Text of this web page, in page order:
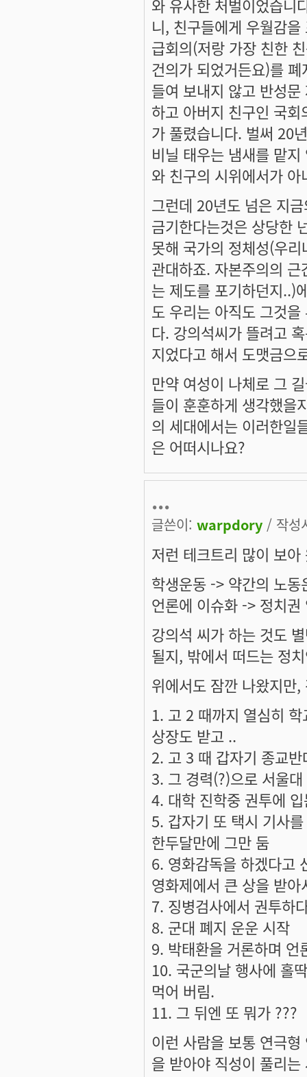
와 유사한 처벌이었습니
니, 친구들에게 우월감
급회의(저랑 가장 친한
건의가 되었거든요)를
들여 보내지 않고 반성
하고 아버지 친구인 국
가 풀렸습니다. 벌써 20
비닐 태우는 냄새를 맡
와 친구의 시위에서가
그런데 20년도 넘은 지
금기한다는것은 상당한
못해 국가의 정체성(우
관대하죠. 자본주의의
는 제도를 포기하던지..)
도 우리는 아직도 그것
다. 강의석씨가 뜰려고
지었다고 해서 도맷금으
만약 여성이 나체로 그
들이 훈훈하게 생각했을
의 세대에서는 이러한일
은 어떠시나요?
...
글쓴이: warpdory / 작성
저런 테크트리 많이 보아
학생운동 -> 약간의 노
언론에 이슈화 -> 정치권
강의석 씨가 하는 것도
될지, 밖에서 떠드는 정
위에서도 잠깐 나왔지만
1. 고 2 때까지 열심히
상장도 받고 ..
2. 고 3 때 갑자기 종교
3. 그 경력(?)으로 서울
4. 대학 진학중 권투에
5. 갑자기 또 택시 기사
한두달만에 그만 둠
6. 영화감독을 하겠다고
영화제에서 큰 상을 받
7. 징병검사에서 권투하
8. 군대 폐지 운운 시작
9. 박태환을 거론하며 언
10. 국군의날 행사에 홀
먹어 버림.
11. 그 뒤엔 또 뭐가 ???
이런 사람을 보통 연극
을 받아야 직성이 풀리는